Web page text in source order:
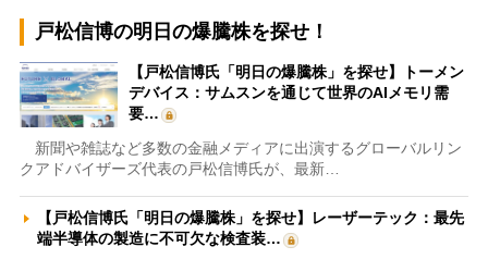
戸松信博の明日の爆騰株を探せ！
【戸松信博氏「明日の爆騰株」を探せ】トーメン
デバイス：サムスンを通じて世界のAIメモリ需
要…
新聞や雑誌など多数の金融メディアに出演するグローバルリン
クアドバイザーズ代表の戸松信博氏が、最新…
【戸松信博氏「明日の爆騰株」を探せ】レーザーテック：最先
端半導体の製造に不可欠な検査装…